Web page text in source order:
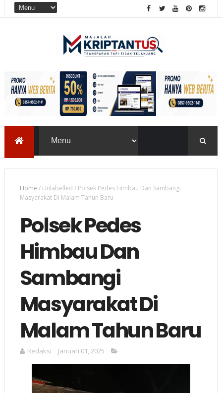
Home /Unlabelled / Polsek Pedes Himbau Dan Sambangi
Masyarakat Di Malam Tahun Baru
Polsek Pedes
Himbau Dan
Sambangi
Masyarakat Di
Malam Tahun Baru
Redaksi Januari 01, 2025